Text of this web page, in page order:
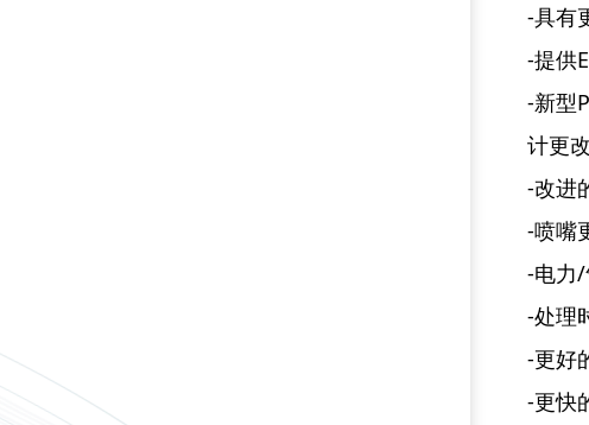
-具有
-提供
-新型
计更
-改进
-喷嘴
-电力
-处理
-更好
-更快